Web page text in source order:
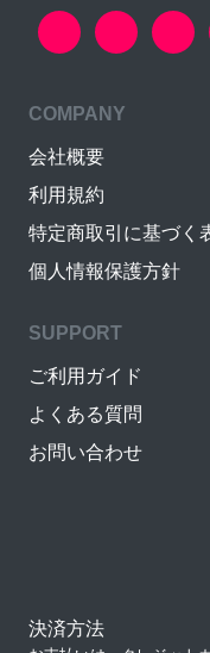
COMPANY
会社概要
利用規約
特定商取引に基づく
個人情報保護方針
SUPPORT
ご利用ガイド
よくある質問
お問い合わせ
決済方法